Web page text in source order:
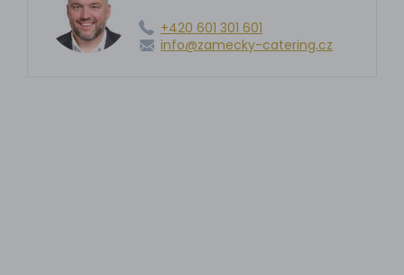
+420 601 301 601
info@zamecky-catering.cz